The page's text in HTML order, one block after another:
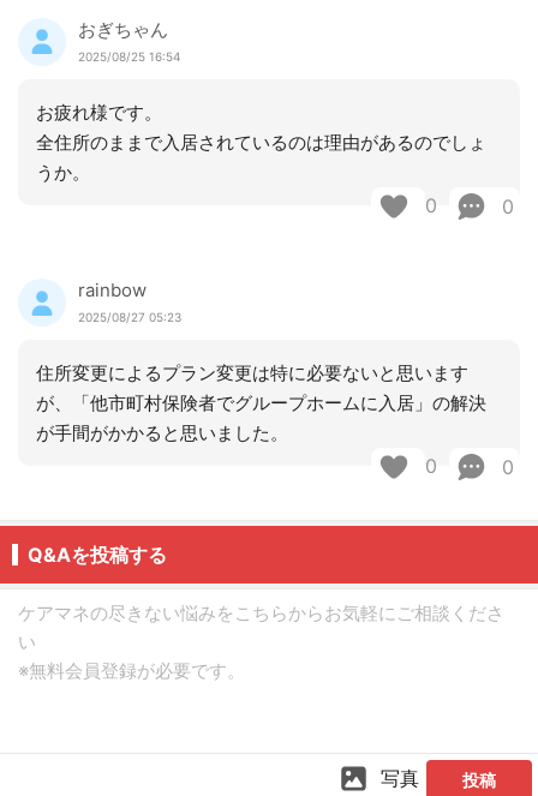
おぎちゃん
2025/08/25 16:54
お疲れ様です。
全住所のままで入居されているのは理由があるのでしょ
うか。
0 0
rainbow
2025/08/27 05:23
住所変更によるプラン変更は特に必要ないと思います
が、「他市町村保険者でグループホームに入居」の解決
が手間がかかると思いました。
0 0
Q&Aを投稿する
写真 投稿